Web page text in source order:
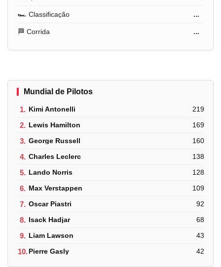
🏎️ Classificação ...
🏁 Corrida ...
Mundial de Pilotos
1. Kimi Antonelli 219
2. Lewis Hamilton 169
3. George Russell 160
4. Charles Leclerc 138
5. Lando Norris 128
6. Max Verstappen 109
7. Oscar Piastri 92
8. Isack Hadjar 68
9. Liam Lawson 43
10.Pierre Gasly 42